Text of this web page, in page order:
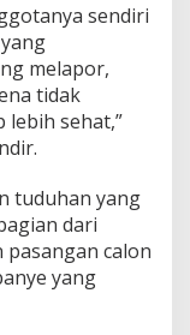
sendiri
melapor,
tidak
lebih sehat,”
tuduhan yang
dari
calon
yang